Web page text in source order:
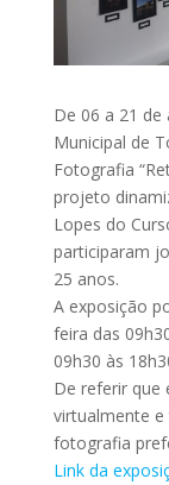
De 06 a 21
Municipal de
Fotografia
projeto
Lopes do
participaram
25 anos.
A exposição
feira das
09h30 às
De referir que
virtualmente
fotografia
Link da